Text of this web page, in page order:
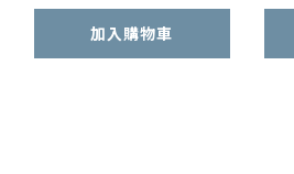
加入購物車